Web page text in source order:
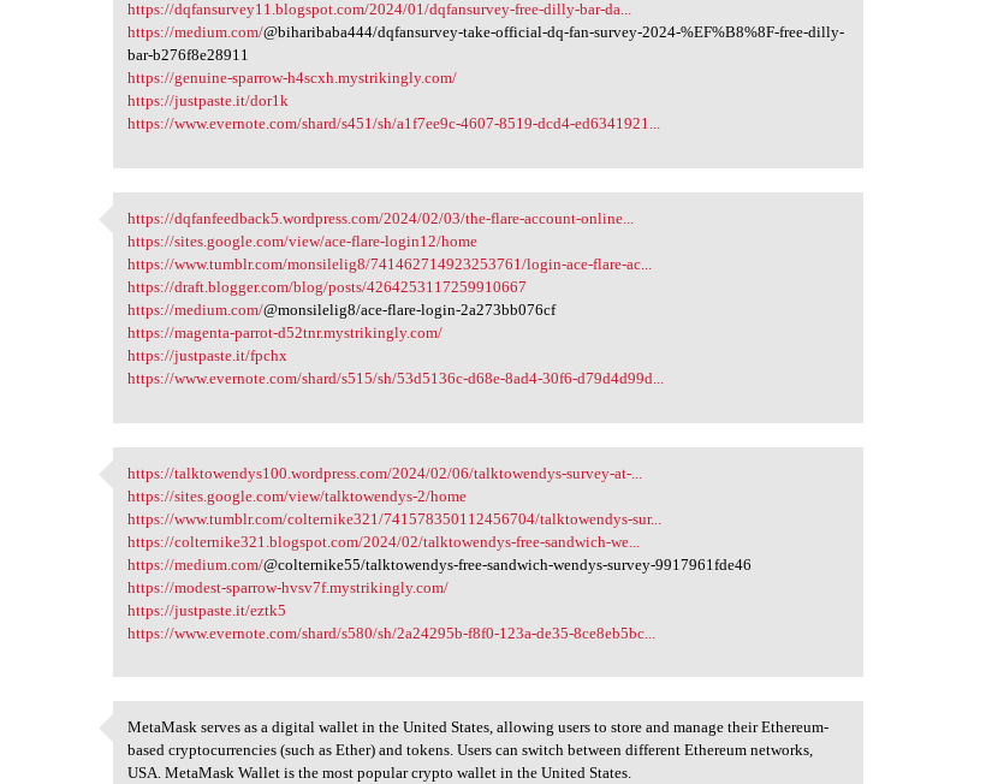
https://dqfansurvey11.blogspot.com/2024/01/dqfansurvey-free-dilly-bar-da...
https://medium.com/@biharibaba444/dqfansurvey-take-official-dq-fan-survey-2024-%EF%B8%8F-free-dilly-
bar-b276f8e28911
https://genuine-sparrow-h4scxh.mystrikingly.com/
https://justpaste.it/dor1k
https://www.evernote.com/shard/s451/sh/a1f7ee9c-4607-8519-dcd4-ed6341921...
https://dqfanfeedback5
https://dqfanfeedback5.wordpress.com/2024/02/03/the-flare-account-online...
https://sites.google.com/view/ace-flare-login12/home
https://www.tumblr.com/monsilelig8/741462714923253761/login-ace-flare-ac...
https://draft.blogger.com/blog/posts/4264253117259910667
https://medium.com/@monsilelig8/ace-flare-login-2a273bb076cf
https://magenta-parrot-d52tnr.mystrikingly.com/
https://justpaste.it/fpchx
https://www.evernote.com/shard/s515/sh/53d5136c-d68e-8ad4-30f6-d79d4d99d...
https://talktowendys100
https://talktowendys100.wordpress.com/2024/02/06/talktowendys-survey-at-...
https://sites.google.com/view/talktowendys-2/home
https://www.tumblr.com/colternike321/741578350112456704/talktowendys-sur...
https://colternike321.blogspot.com/2024/02/talktowendys-free-sandwich-we...
https://medium.com/@colternike55/talktowendys-free-sandwich-wendys-survey-9917961fde46
https://modest-sparrow-hvsv7f.mystrikingly.com/
https://justpaste.it/eztk5
https://www.evernote.com/shard/s580/sh/2a24295b-f8f0-123a-de35-8ce8eb5bc...
MetaMask serves as a digital
MetaMask serves as a digital wallet in the United States, allowing users to store and manage their Ethereum-
based cryptocurrencies (such as Ether) and tokens. Users can switch between different Ethereum networks,
USA. MetaMask Wallet is the most popular crypto wallet in the United States.